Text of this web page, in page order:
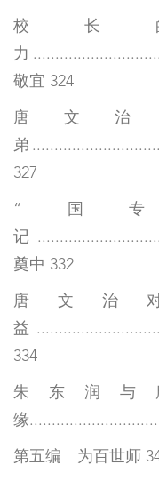
校长
力
敬宜 324
唐文
弟
327
“国
记
奠中 332
唐文治
益
334
朱东润与
缘
第五编 为百世师